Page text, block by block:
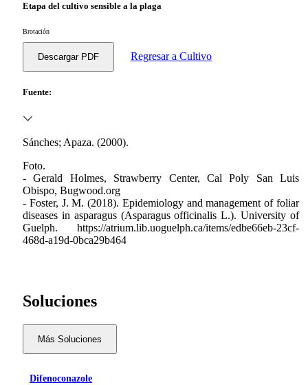
Etapa del cultivo sensible a la plaga
Brotación
Descargar PDF Regresar a Cultivo
Fuente:
Sánches; Apaza. (2000).
Foto.
- Gerald Holmes, Strawberry Center, Cal Poly San Luis
Obispo, Bugwood.org
- Foster, J. M. (2018). Epidemiology and management of foliar
diseases in asparagus (Asparagus officinalis L.). University of
Guelph. https://atrium.lib.uoguelph.ca/items/edbe66eb-23cf-
468d-a19d-0bca29b464
Soluciones
Más Soluciones
Difenoconazole